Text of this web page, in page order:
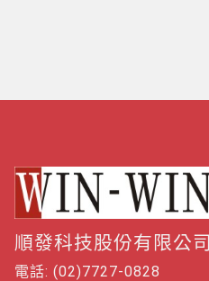
順發科技股份有限公司
電話: (02)7727-0828